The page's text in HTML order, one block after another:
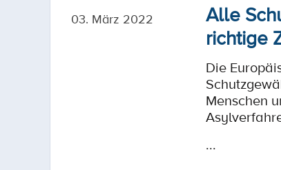
03. März 2022
Alle
richtige
Die
Menschen
...